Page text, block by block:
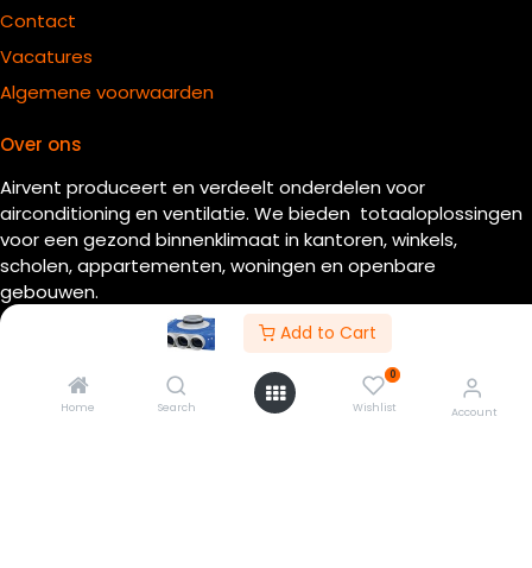
Add to Cart
Home Search
0
Wishlist Account
Contact
Vacatures
Algemene voorwaarden
Over ons
Airvent produceert en verdeelt onderdelen voor
airconditioning en ventilatie. We bieden totaaloplossingen
voor een gezond binnenklimaat in kantoren, winkels,
scholen, appartementen, woningen en openbare
gebouwen.
Met meer dan 20 jaar ervaring zijn wij de partner voor de
installateur. Wij beschikken over een uitgebreid
machinepark waarmee we aan de meest veeleisende